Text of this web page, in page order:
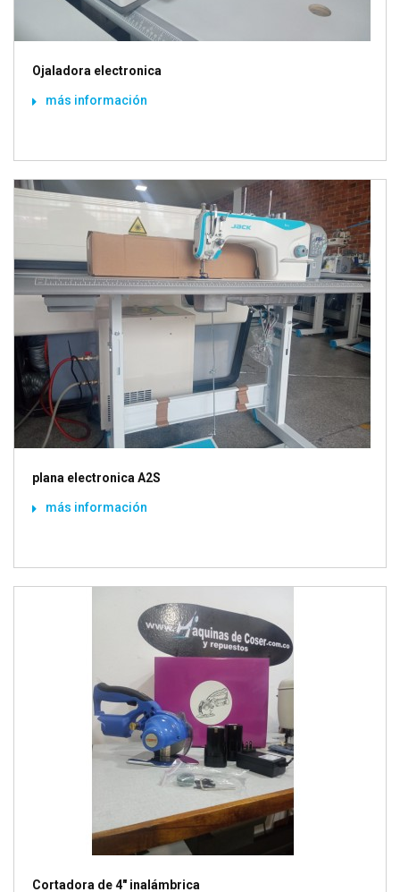
Ojaladora electronica
más información
plana electronica A2S
más información
Cortadora de 4" inalámbrica